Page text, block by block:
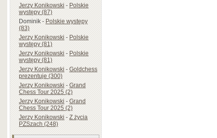
Jerzy Konikowski-Polskie
występy (87)
Dominik-Polskie występy
(83)
Jerzy Konikowski-Polskie
występy (81)
Jerzy Konikowski-Polskie
występy (81)
Jerzy Konikowski-Goldchess
prezentuje (300)
Jerzy Konikowski-Grand
Chess Tour 2025 (2)
Jerzy Konikowski-Grand
Chess Tour 2025 (2)
Jerzy Konikowski-Z życia
PZSzach (248)